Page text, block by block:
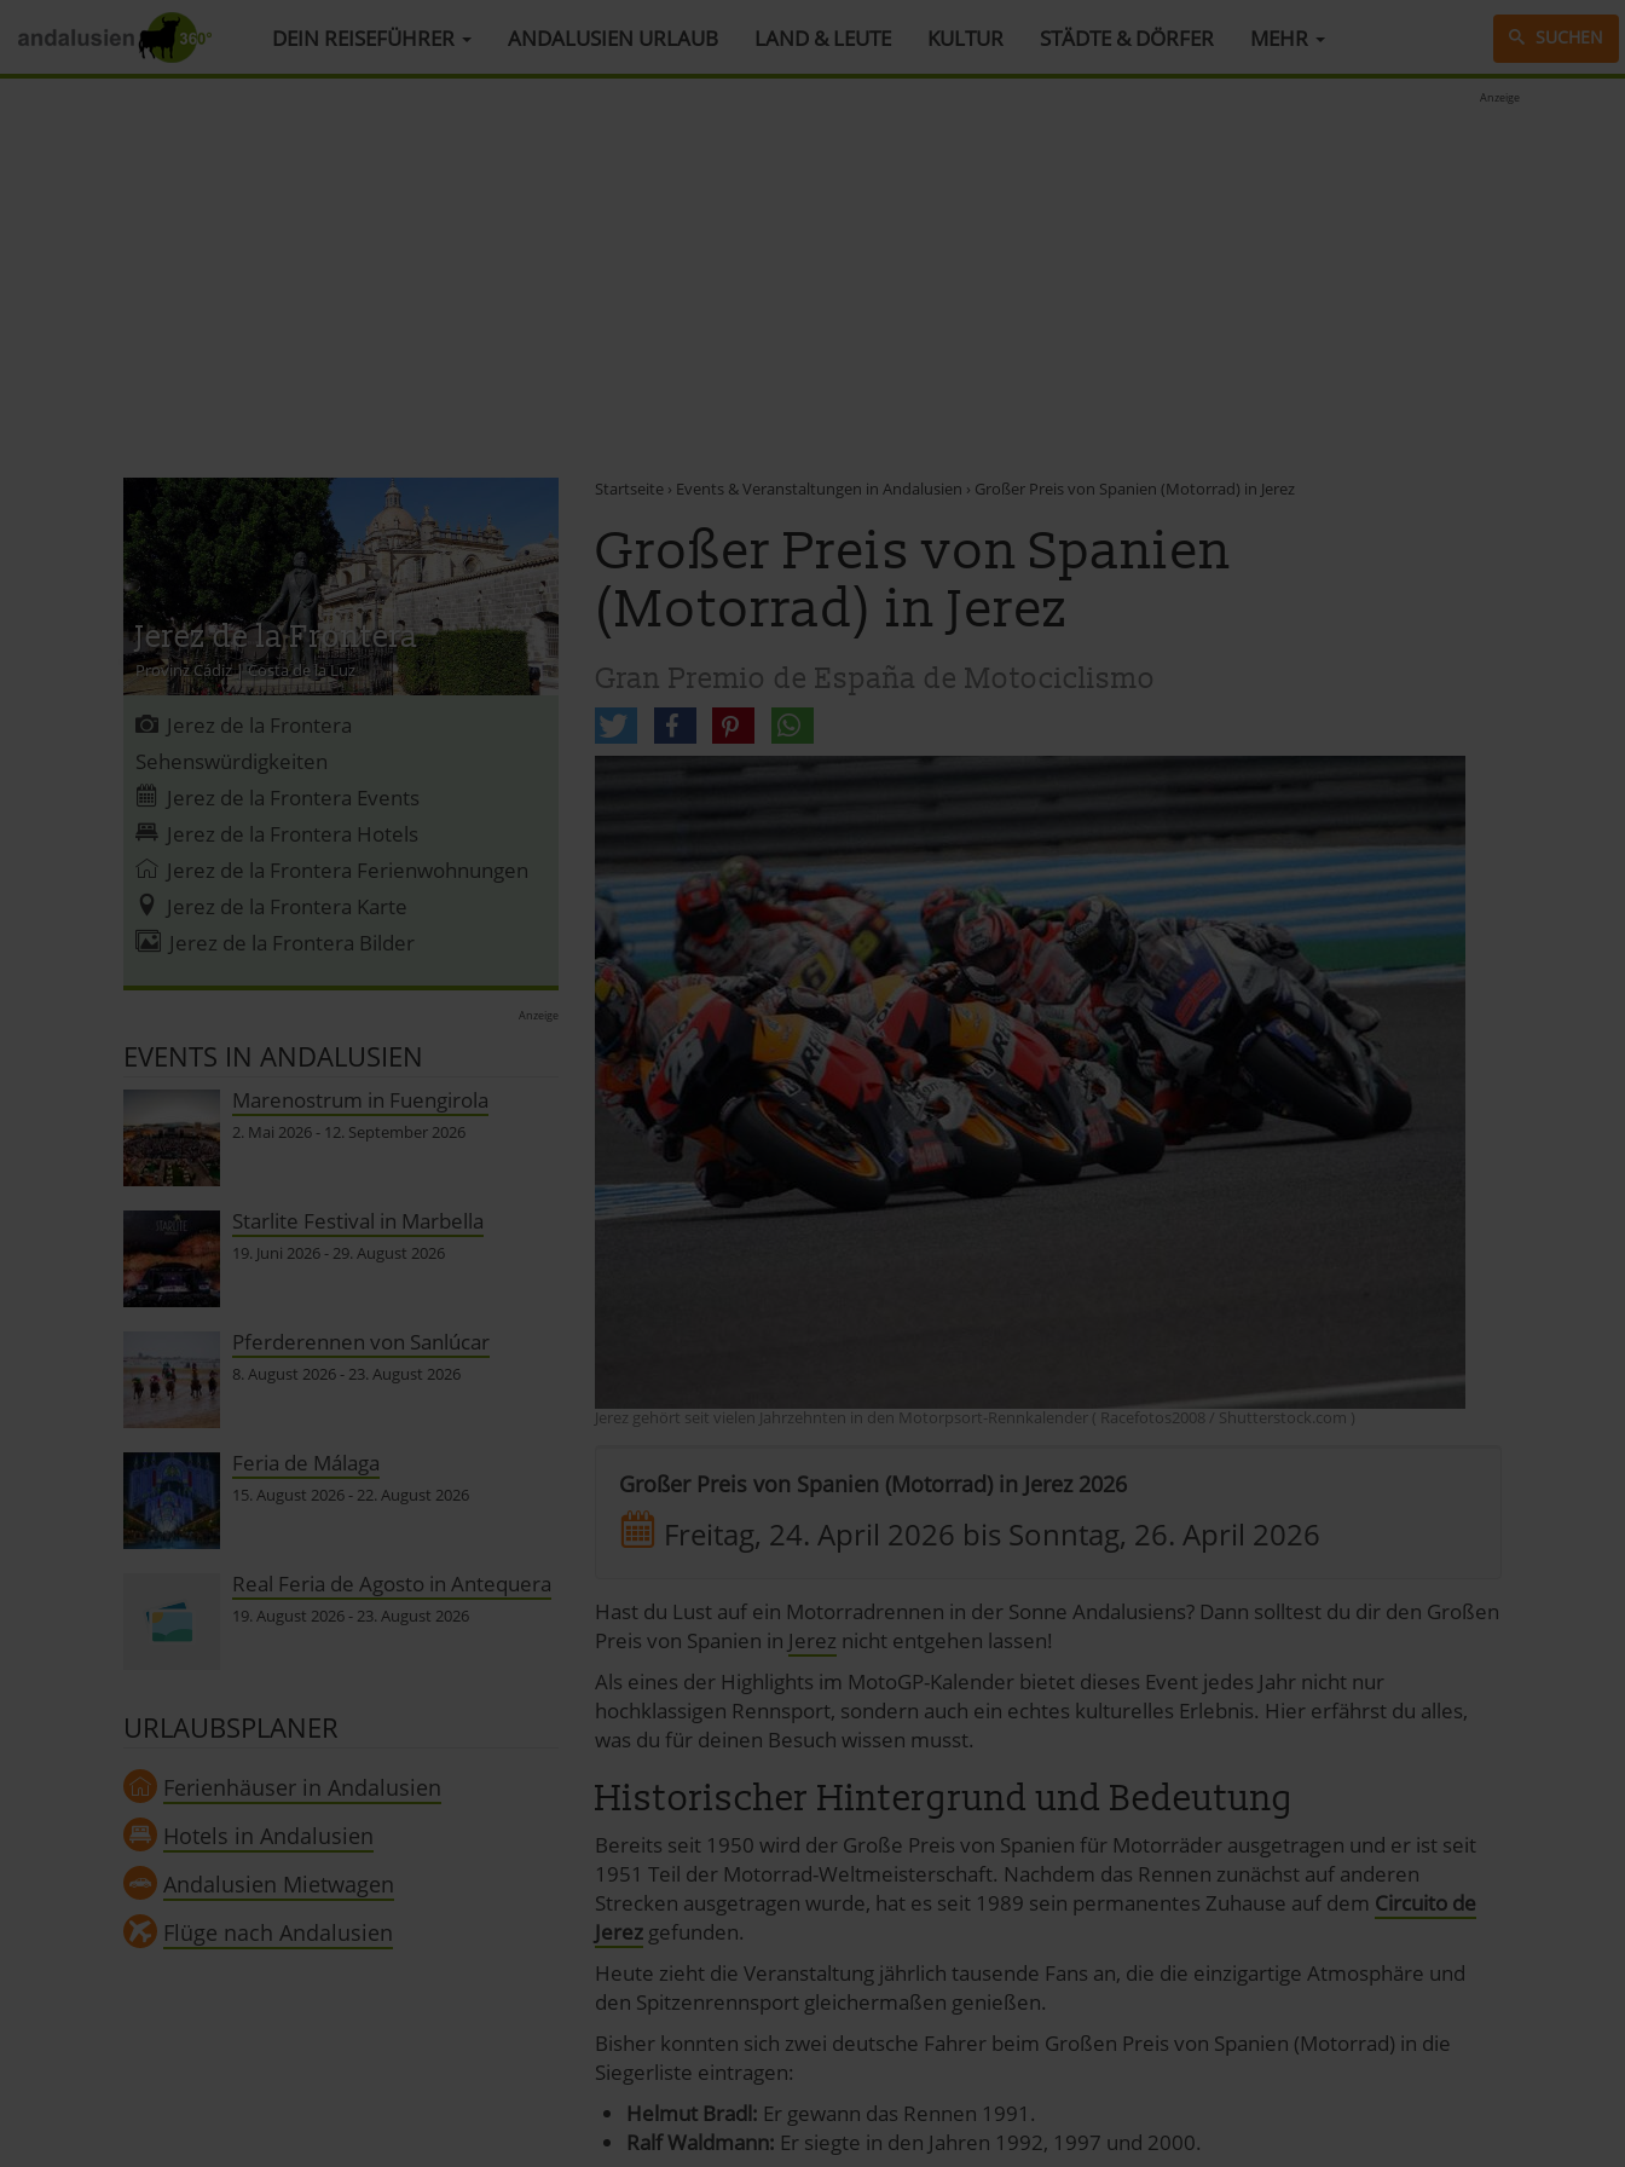
HAUPTMENÜ DEIN REISEFÜHRER ANDALUSIEN URLAUB LAND & LEUTE KULTUR STÄDTE & DÖRFER MEHR SUCHEN
Anzeige
Startseite › Events & Veranstaltungen in Andalusien › Großer Preis von Spanien (Motorrad) in Jerez
Großer Preis von Spanien
(Motorrad) in Jerez
Gran Premio de España de Motociclismo
Jerez gehört seit vielen Jahrzehnten in den Motorpsort-Rennkalender ( Racefotos2008 / Shutterstock.com )
Großer Preis von Spanien (Motorrad) in Jerez 2026
Freitag, 24. April 2026 bis Sonntag, 26. April 2026
Hast du Lust auf ein Motorradrennen in der Sonne Andalusiens? Dann solltest du dir den Großen
Preis von Spanien in Jerez nicht entgehen lassen!
Als eines der Highlights im MotoGP-Kalender bietet dieses Event jedes Jahr nicht nur
hochklassigen Rennsport, sondern auch ein echtes kulturelles Erlebnis. Hier erfährst du alles,
was du für deinen Besuch wissen musst.
Historischer Hintergrund und Bedeutung
Bereits seit 1950 wird der Große Preis von Spanien für Motorräder ausgetragen und er ist seit
1951 Teil der Motorrad-Weltmeisterschaft. Nachdem das Rennen zunächst auf anderen
Strecken ausgetragen wurde, hat es seit 1989 sein permanentes Zuhause auf dem Circuito de
Jerez gefunden.
Heute zieht die Veranstaltung jährlich tausende Fans an, die die einzigartige Atmosphäre und
den Spitzenrennsport gleichermaßen genießen.
Bisher konnten sich zwei deutsche Fahrer beim Großen Preis von Spanien (Motorrad) in die
Siegerliste eintragen:
Helmut Bradl: Er gewann das Rennen 1991.
Ralf Waldmann: Er siegte in den Jahren 1992, 1997 und 2000.
Jerez de la Frontera
Provinz Cádiz|Costa de la Luz
Jerez de la Frontera
Sehenswürdigkeiten
Jerez de la Frontera Events
Jerez de la Frontera Hotels
Jerez de la Frontera Ferienwohnungen
Jerez de la Frontera Karte
Jerez de la Frontera Bilder
Anzeige
EVENTS IN ANDALUSIEN
Marenostrum in Fuengirola
2. Mai 2026 - 12. September 2026
Starlite Festival in Marbella
19. Juni 2026 - 29. August 2026
Pferderennen von Sanlúcar
8. August 2026 - 23. August 2026
Feria de Málaga
15. August 2026 - 22. August 2026
Real Feria de Agosto in Antequera
19. August 2026 - 23. August 2026
URLAUBSPLANER
Ferienhäuser in Andalusien
Hotels in Andalusien
Andalusien Mietwagen
Flüge nach Andalusien